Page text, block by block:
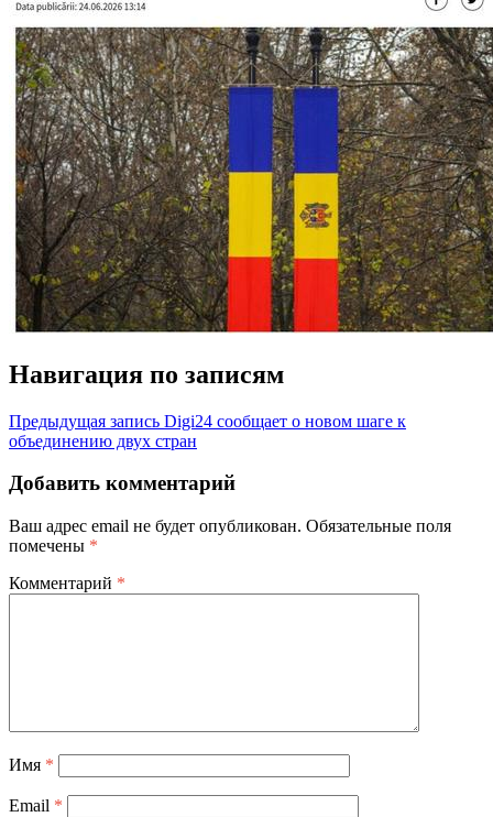
Навигация по записям
Предыдущая запись Digi24 сообщает о новом шаге к
объединению двух стран
Добавить комментарий
Ваш адрес email не будет опубликован. Обязательные поля
помечены *
Комментарий *
Имя *
Email *